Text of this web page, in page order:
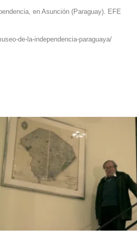
en Asunción (Paraguay). EFE
de-la-independencia-paraguaya/